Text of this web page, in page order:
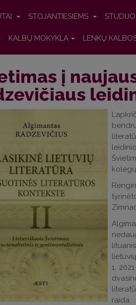
STOJANTIESIEMS
KALBŲ MOKYKLA LENKŲ
į
1,
raida.